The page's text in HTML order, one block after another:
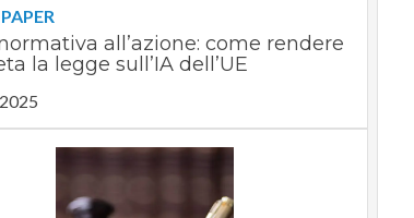
all’azione: come rendere
la legge sull’IA dell’UE